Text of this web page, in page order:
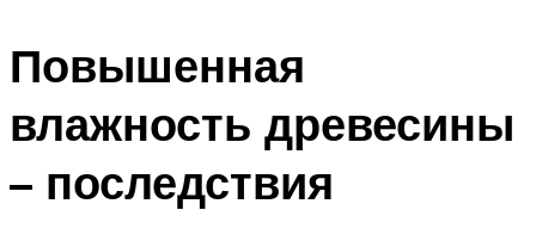
Повышенная
влажность древесины
– последствия